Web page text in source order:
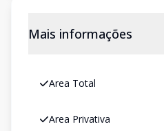
Mais informações
Area Total
Area Privativa